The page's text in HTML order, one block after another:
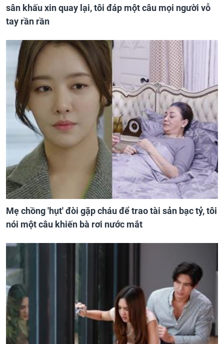
sân khấu xin quay lại, tôi đáp một câu mọi người vỗ
tay rần rần
Mẹ chồng 'hụt' đòi gặp cháu để trao tài sản bạc tỷ, tôi
nói một câu khiến bà rơi nước mắt